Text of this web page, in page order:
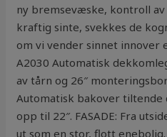
ny bremsevæske, kontroll
kraftig sinte, svekkes de
om vi vender sinnet innover
A2030 Automatisk
av tårn og 26″
Automatisk bakover
opp til 22″. FASADE: Fra
ut som en stor, flott